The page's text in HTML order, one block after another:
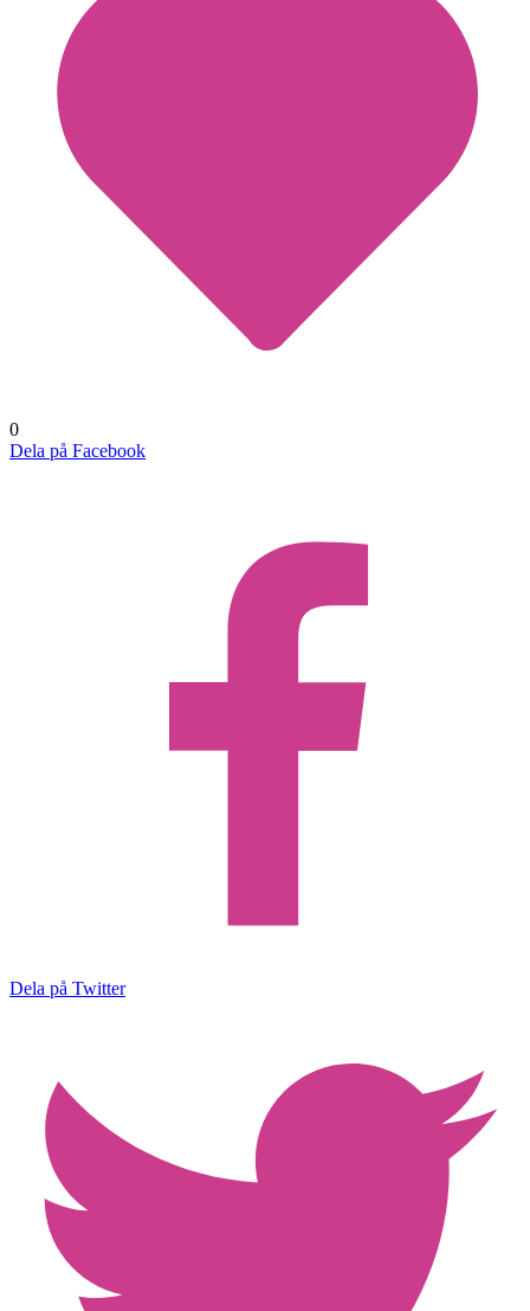
0
Dela på Facebook
Dela på Twitter